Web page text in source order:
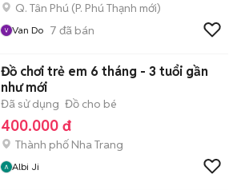
Q. Tân Phú (P. Phú Thạnh mới)
Van Do 7 đã bán
Đồ chơi trẻ em 6 tháng - 3 tuổi gần
như mới
Đã sử dụng Đồ cho bé
400.000 đ
Thành phố Nha Trang
Albi Ji